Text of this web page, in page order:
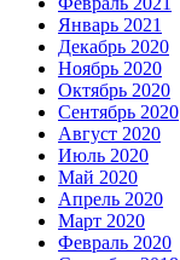
Январь 2021
Декабрь 2020
Ноябрь 2020
Октябрь 2020
Сентябрь 2020
Август 2020
Июль 2020
Май 2020
Апрель 2020
Март 2020
Февраль 2020